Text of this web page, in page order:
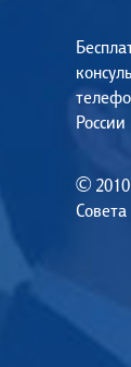
России
©
Совета